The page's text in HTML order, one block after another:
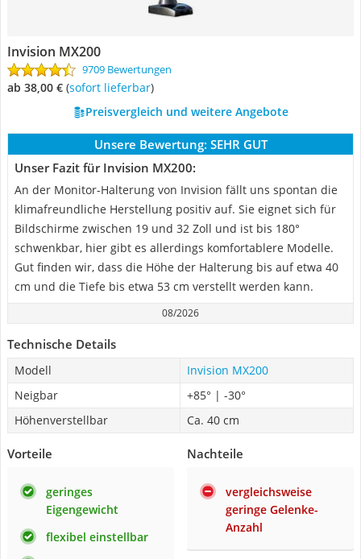
Invision MX200
9709 Bewertungen
ab 38,00 € ( Sofort lieferbar)
Preisvergleich und weitere Angebote
Unsere Bewertung: SEHR GUT
Unser Fazit für Invision MX200:
An der Monitor-Halterung von Invision fällt uns spontan die
klimafreundliche Herstellung positiv auf. Sie eignet sich für
Bildschirme zwischen 19 und 32 Zoll und ist bis 180°
schwenkbar, hier gibt es allerdings komfortablere Modelle.
Gut finden wir, dass die Höhe der Halterung bis auf etwa 40
cm und die Tiefe bis etwa 53 cm verstellt werden kann.
08/2026
Technische Details
Modell
Invision MX200
Neigbar
+85° | -30°
Höhenverstellbar
Ca. 40 cm
Vorteile
geringes
Eigengewicht
flexibel einstellbar
Nachteile
vergleichsweise
geringe Gelenke-
Anzahl